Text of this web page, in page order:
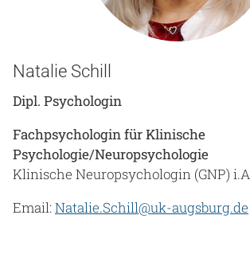
Natalie Schill
Dipl. Psychologin
Fachpsychologin für Klinische
Psychologie/Neuropsychologie
Klinische Neuropsychologin (GNP) i.A
Email:Natalie.Schill@uk-augsburg.de